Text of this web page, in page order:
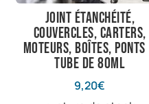
Joint étanchéité,
couvercles, carters,
moteurs, boîtes, ponts |
Tube de 80ml
9,20€